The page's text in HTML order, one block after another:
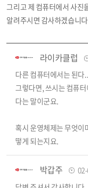
그리고 제 컴퓨터에서 사진
알려주시면 감사하겠습니
라이카클럽
다른 컴퓨터에서는 된다
그렇다면, 쓰시는 컴퓨
다는 말이군요.
혹시 운영체제는 무엇이
떻게 되는지요.
박갑주